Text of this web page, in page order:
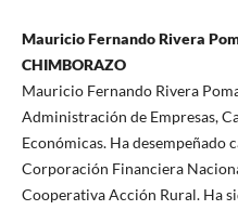
Mauricio Fernando Rivera
CHIMBORAZO
Mauricio Fernando Rivera
Administración de Empresas,
Económicas. Ha desempeñado
Corporación Financiera
Cooperativa Acción Rural. Ha